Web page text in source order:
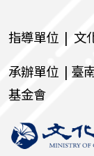
指導單位 |
承辦單位 | 臺
基金會